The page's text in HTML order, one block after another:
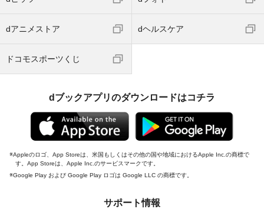
dアニメストア dヘルスケア
ドコモスポーツくじ
dブックアプリのダウンロードはコチラ
Appleのロゴ、App Storeは、米国もしくはその他の国や地域におけるApple Inc.の商標で
す。App Storeは、Apple Inc.のサービスマークです。
Google Play および Google Play ロゴは Google LLC の商標です。
サポート情報